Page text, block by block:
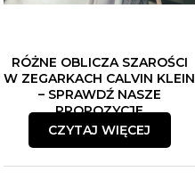
RÓŻNE OBLICZA SZAROŚCI
W ZEGARKACH CALVIN KLEIN
– SPRAWDŹ NASZE
PROPOZYCJE
CZYTAJ WIĘCEJ